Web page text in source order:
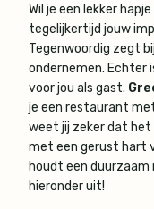
Wil je een lekker
tegelijkertijd jouw
Tegenwoordig zegt
ondernemen. Echter
voor jou als gast.
je een restaurant
weet jij zeker dat het
met een gerust hart
houdt een
hieronder uit!